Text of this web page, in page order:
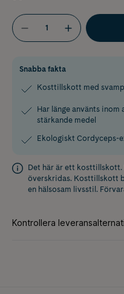
Snabba fakta
Kosttillskott med
Har länge använts
stärkande medel
Ekologiskt Cordyceps-
Det här är ett
överskridas. Kosttillskott
en hälsosam livsstil.